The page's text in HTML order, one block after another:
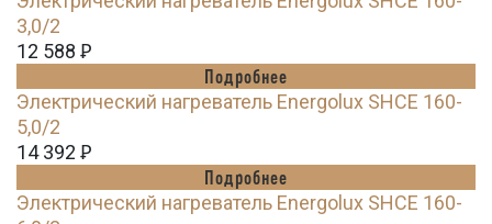
3,0/2
12 588 Ꝑ
Подробнее
Электрический нагреватель Energolux SHCE 160-
5,0/2
14 392 Ꝑ
Подробнее
Электрический нагреватель Energolux SHCE 160-